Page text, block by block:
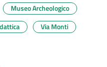
Museo Archeologico
Via Monti